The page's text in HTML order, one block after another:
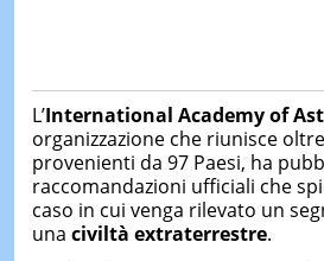
L’International Academy of
organizzazione che riunisce
provenienti da 97 Paesi, ha
raccomandazioni ufficiali che
caso in cui venga rilevato un
una civiltà extraterrestre.